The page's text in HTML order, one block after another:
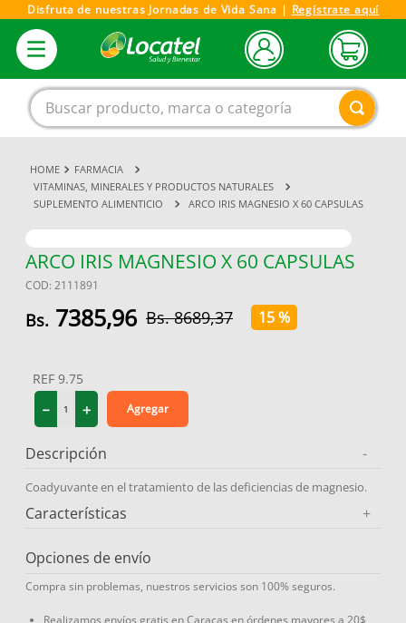
Disfruta de nuestras Jornadas de Vida Sana | Regístrate aquí
Buscar producto, marca o categoría
FARMACIA
VITAMINAS, MINERALES Y PRODUCTOS NATURALES
SUPLEMENTO ALIMENTICIO
ARCO IRIS MAGNESIO X 60 CAPSULAS
ARCO IRIS MAGNESIO X 60 CAPSULAS
COD: 2111891
7385,96 8689,37 15 %
REF 9.75
＋
－ Agregar
Descripción -
Coadyuvante en el tratamiento de las deficiencias de magnesio.
Características +
Opciones de envío
Compra sin problemas, nuestros servicios son 100% seguros.
Realizamos envíos gratis en Caracas en órdenes mayores a 20$
1.
magnesio
.
omega 3
3
4.
vitamina c
.
miovit
.
protector solar
10. medias compresión